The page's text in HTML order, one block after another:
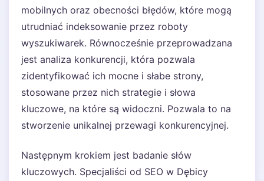
mobilnych oraz obecności błędów, które mogą
utrudniać indeksowanie przez roboty
wyszukiwarek. Równocześnie przeprowadzana
jest analiza konkurencji, która pozwala
zidentyfikować ich mocne i słabe strony,
stosowane przez nich strategie i słowa
kluczowe, na które są widoczni. Pozwala to na
stworzenie unikalnej przewagi konkurencyjnej.
Następnym krokiem jest badanie słów
kluczowych. Specjaliści od SEO w Dębicy